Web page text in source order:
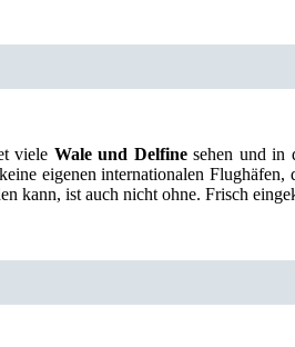
viele Wale und Delfine sehen und in
eigenen internationalen
kann, ist auch nicht ohne. Frisch